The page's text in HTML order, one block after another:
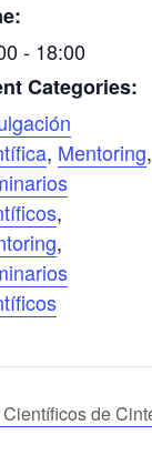
- 18:00
Categories:
, Mentoring,
,
,
de